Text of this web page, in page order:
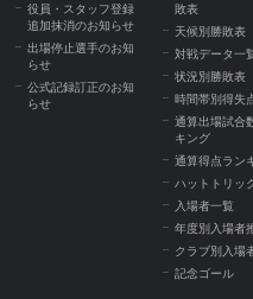
役員・スタッフ登録
追加抹消のお知らせ
出場停止選手のお知
らせ
公式記録訂正のお知
らせ
敗表
天候別勝敗表
対戦データ一
状況別勝敗表
時間帯別得失
通算出場試合
キング
通算得点ラン
ハットトリッ
入場者一覧
年度別入場者
クラブ別入場
記念ゴール